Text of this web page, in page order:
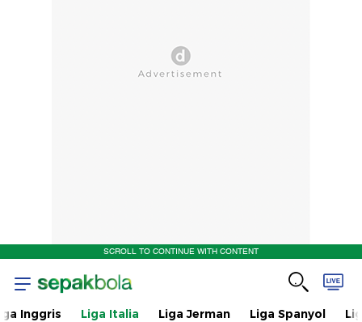
SCROLL TO CONTINUE WITH CONTENT
Inggris Liga Italia Liga Jerman Liga Spanyol